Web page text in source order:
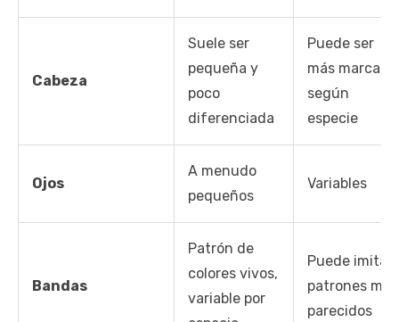
Cabeza
Suele ser
pequeña y
poco
diferenciada
Puede ser
más
según
especie
Ojos
A menudo
pequeños
Variables
Bandas
Patrón de
colores vivos,
variable por
Puede imitar
patrones muy
parecidos